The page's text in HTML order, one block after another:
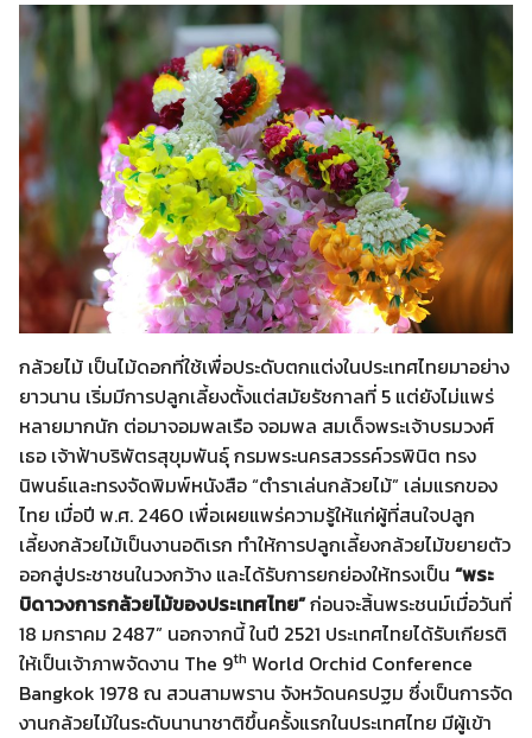
กล้วยไม้ เป็นไม้ดอกที่ใช้เพื่อประดับตกแต่งในประเทศไทยมาอย่าง
ยาวนาน เริ่มมีการปลูกเลี้ยงตั้งแต่สมัยรัชกาลที่ 5 แต่ยังไม่แพร่
หลายมากนัก ต่อมาจอมพลเรือ จอมพล สมเด็จพระเจ้าบรมวงศ์
เธอ เจ้าฟ้าบริพัตรสุขุมพันธุ์ กรมพระนครสวรรค์วรพินิต ทรง
นิพนธ์และทรงจัดพิมพ์หนังสือ “ตำราเล่นกล้วยไม้” เล่มแรกของ
ไทย เมื่อปี พ.ศ. 2460 เพื่อเผยแพร่ความรู้ให้แก่ผู้ที่สนใจปลูก
เลี้ยงกล้วยไม้เป็นงานอดิเรก ทำให้การปลูกเลี้ยงกล้วยไม้ขยายตัว
ออกสู่ประชาชนในวงกว้าง และได้รับการยกย่องให้ทรงเป็น “พระ
บิดาวงการกล้วยไม้ของประเทศไทย”ก่อนจะสิ้นพระชนม์เมื่อวันที่
18 มกราคม 2487” นอกจากนี้ ในปี 2521 ประเทศไทยได้รับเกียรติ
ให้เป็นเจ้าภาพจัดงาน The 9th World Orchid Conference
Bangkok 1978 ณ สวนสามพราน จังหวัดนครปฐม ซึ่งเป็นการจัด
งานกล้วยไม้ในระดับนานาชาติขึ้นครั้งแรกในประเทศไทย มีผู้เข้า